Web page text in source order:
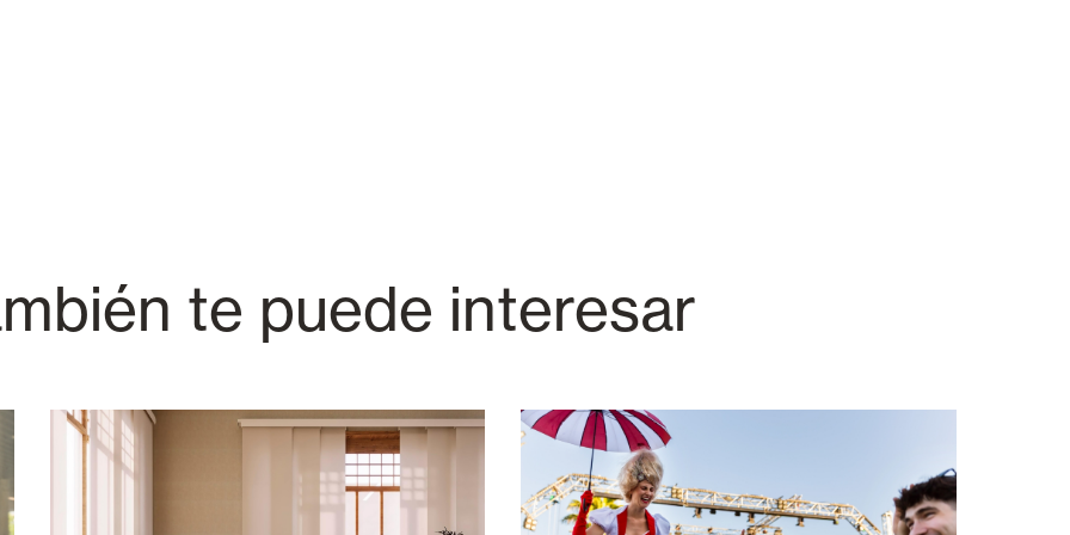
te puede interesar